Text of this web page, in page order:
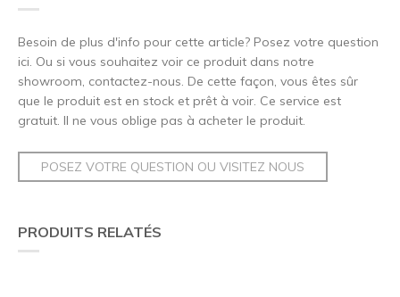
Besoin de plus d'info pour cette article? Posez votre question
ici. Ou si vous souhaitez voir ce produit dans notre
showroom, contactez-nous. De cette façon, vous êtes sûr
que le produit est en stock et prêt à voir. Ce service est
gratuit. Il ne vous oblige pas à acheter le produit.
POSEZ VOTRE QUESTION OU VISITEZ NOUS
PRODUITS RELATÉS